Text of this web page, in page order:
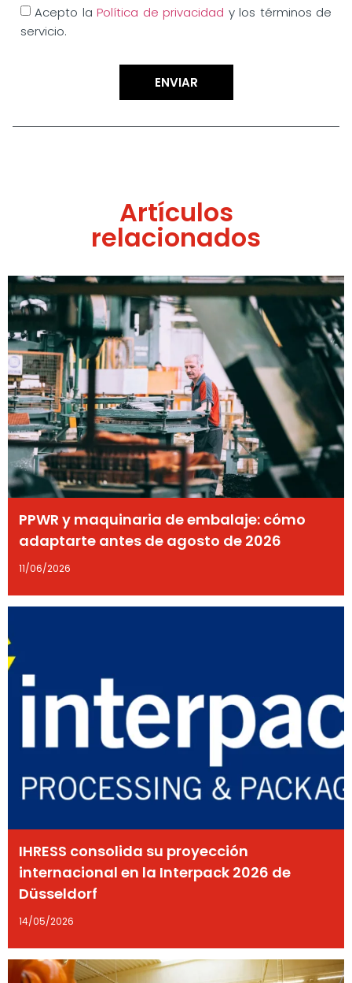
Acepto laPolítica de privacidad y los términos de
servicio.
ENVIAR
Artículos
relacionados
PPWR y maquinaria de embalaje: cómo
adaptarte antes de agosto de 2026
11/06/2026
IHRESS consolida su proyección
internacional en la Interpack 2026 de
Düsseldorf
14/05/2026